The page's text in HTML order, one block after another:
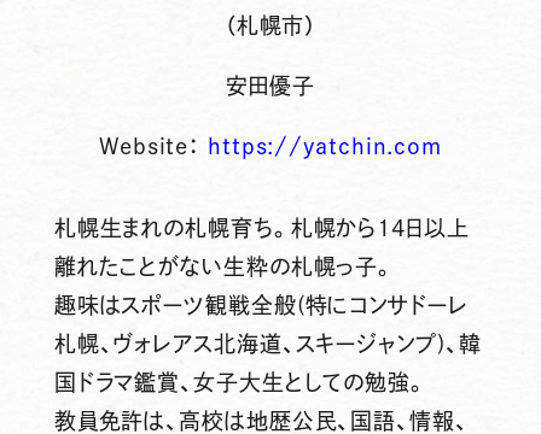
（札幌市）
安田優子
Website： https://yatchin.com
札幌生まれの札幌育ち。札幌から14日以上
離れたことがない生粋の札幌っ子。
趣味はスポーツ観戦全般(特にコンサドーレ
札幌、ヴォレアス北海道、スキージャンプ)、韓
国ドラマ鑑賞、女子大生としての勉強。
教員免許は、高校は地歴公民、国語、情報、